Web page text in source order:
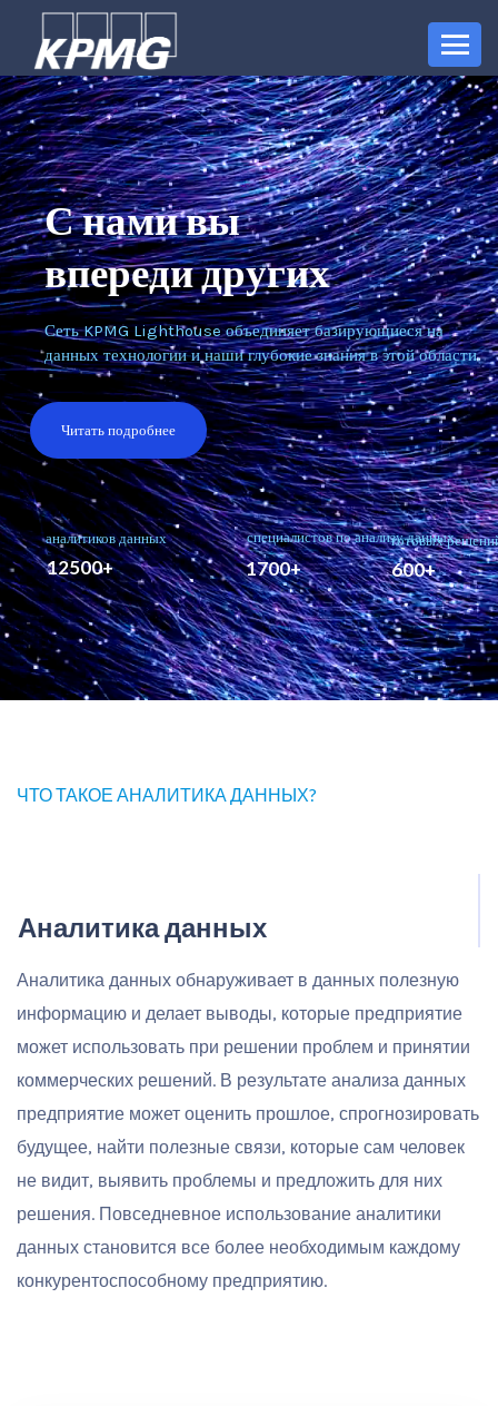
ЧТО ТАКОЕ АНАЛИТИКА ДАННЫХ?
Аналитика данных
Аналитика данных обнаруживает в данных полезную
информацию и делает выводы, которые предприятие
может использовать при решении проблем и принятии
коммерческих решений. В результате анализа данных
предприятие может оценить прошлое, спрогнозировать
будущее, найти полезные связи, которые сам человек
не видит, выявить проблемы и предложить для них
решения. Повседневное использование аналитики
данных становится все более необходимым каждому
конкурентоспособному предприятию.